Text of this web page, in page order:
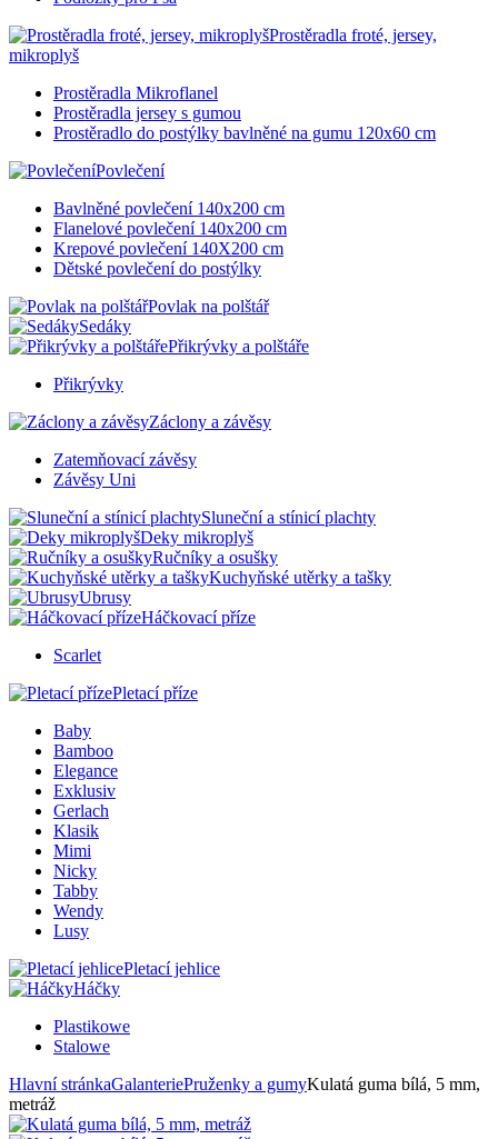
Prostěradla froté, jersey,
mikroplyš
Prostěradla Mikroflanel
Prostěradla jersey s gumou
Prostěradlo do postýlky bavlněné na gumu 120x60 cm
Povlečení
Bavlněné povlečení 140x200 cm
Flanelové povlečení 140x200 cm
Krepové povlečení 140X200 cm
Dětské povlečení do postýlky
Povlak na polštář
Sedáky
Přikrývky a polštáře
Přikrývky
Záclony a závěsy
Zatemňovací závěsy
Závěsy Uni
Sluneční a stínicí plachty
Deky mikroplyš
Ručníky a osušky
Kuchyňské utěrky a tašky
Ubrusy
Háčkovací příze
Scarlet
Pletací příze
Baby
Bamboo
Elegance
Exklusiv
Gerlach
Klasik
Mimi
Nicky
Tabby
Wendy
Lusy
Pletací jehlice
Háčky
Plastikowe
Stalowe
Hlavní stránkaGalanteriePruženky a gumyKulatá guma bílá, 5 mm,
metráž